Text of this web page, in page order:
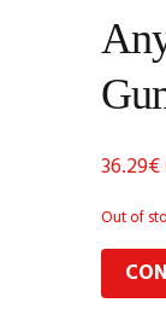
36.29€
Out of